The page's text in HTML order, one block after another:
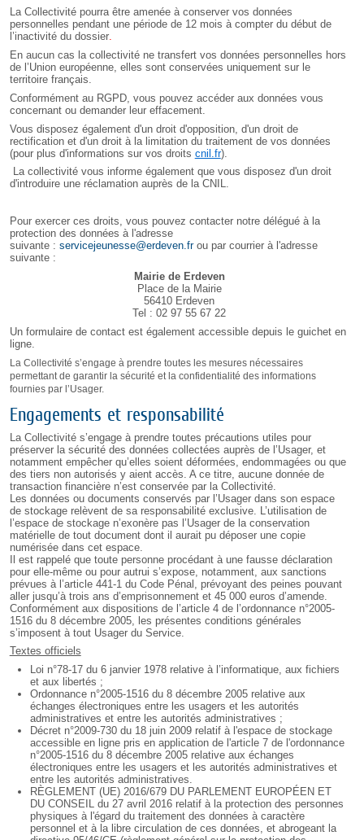
La Collectivité pourra être amenée à conserver vos données
personnelles pendant une période de 12 mois àcompter du début de
l’inactivité du dossier.
En aucun cas la collectivité ne transfert vos données personnelles hors
de l’Union européenne, elles sont conservées uniquement sur le
territoire français.
Conformément au RGPD, vous pouvez accéder aux données vous
concernant ou demander leur effacement.
Vous disposez également d'un droit d'opposition, d'un droit de
rectification et d'un droit à la limitation du traitement de vos données
(pour plus d'informations sur vos droits cnil.fr).
La collectivité vous informe également que vous disposez d'un droit
d'introduire une réclamation auprès de la CNIL.
Pour exercer ces droits, vous pouvez contacter notre délégué à la
protection des données à l'adresse
suivante : servicejeunesse@erdeven.fr ou par courrier à l'adresse
suivante :
Mairie de Erdeven
Place de la Mairie
56410 Erdeven
Tel : 02 97 55 67 22
Un formulaire de contact est également accessible depuis le guichet en
ligne.
La Collectivité s’engage à prendre toutes les mesures nécessaires
permettant de garantir la sécurité et la confidentialité des informations
fournies par l’Usager.
Engagements et responsabilité
La Collectivité s’engage à prendre toutes précautions utiles pour
préserver la sécurité des données collectées auprès de l’Usager, et
notamment empêcher qu’elles soient déformées, endommagées ou que
des tiers non autorisés y aient accès. A ce titre, aucune donnée de
transaction financière n’est conservée par la Collectivité.
Les données ou documents conservés par l’Usager dans son espace
de stockage relèvent de sa responsabilité exclusive. L’utilisation de
l’espace de stockage n’exonère pas l’Usager de la conservation
matérielle de tout document dont il aurait pu déposer une copie
numérisée dans cet espace.
Il est rappelé que toute personne procédant à une fausse déclaration
pour elle-même ou pour autrui s’expose, notamment, aux sanctions
prévues à l’article 441-1 du Code Pénal, prévoyant des peines pouvant
aller jusqu’à trois ans d’emprisonnement et 45 000 euros d’amende.
Conformément aux dispositions de l’article 4 de l’ordonnance n°2005-
1516 du 8 décembre 2005, les présentes conditions générales
s’imposent à tout Usager du Service.
Textes officiels
Loi n°78-17 du 6 janvier 1978 relative à l’informatique, aux fichiers
et aux libertés ;
Ordonnance n°2005-1516 du 8 décembre 2005 relative aux
échanges électroniques entre les usagers et les autorités
administratives et entre les autorités administratives ;
Décret n°2009-730 du 18 juin 2009 relatif à l'espace de stockage
accessible en ligne pris en application de l'article 7 de l'ordonnance
n°2005-1516 du 8 décembre 2005 relative aux échanges
électroniques entre les usagers et les autorités administratives et
entre les autorités administratives.
RÈGLEMENT (UE) 2016/679 DU PARLEMENT EUROPÉEN ET
DU CONSEIL du 27 avril 2016 relatif à la protection des personnes
physiques à l'égard du traitement des données à caractère
personnel et à la libre circulation de ces données, et abrogeant la